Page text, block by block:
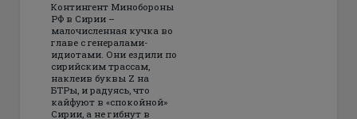
Контингент Минобороны
РФ в Сирии –
малочисленная кучка во
главе с генералами-
идиотами. Они ездили по
сирийским трассам,
наклеив буквы Z на
БТРы, и радуясь, что
кайфуют в «спокойной»
Сирии, а не гибнут в